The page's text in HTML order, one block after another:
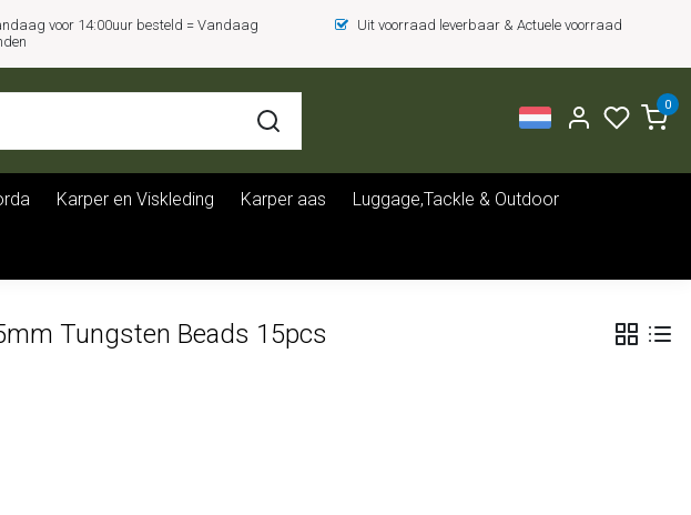
voor 14:00uur besteld = Vandaag
Uit voorraad leverbaar & Actuele voorraad
0
Karper en Viskleding Karper aas Luggage,Tackle & Outdoor
Tungsten Beads 15pcs